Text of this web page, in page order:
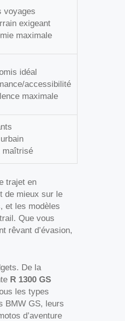
voyages
exigeant
maximale
idéal
accessibilité
maximale
maîtrisé
trajet en
de mieux sur le
et les modèles
Que vous
rêvant d’évasion,
De la
R 1300 GS
les types
BMW GS, leurs
d’aventure